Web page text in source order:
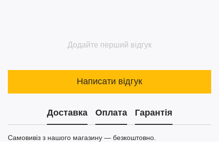
Додайте перший відгук
Написати відгук
Доставка Оплата Гарантія
Самовивіз з нашого магазину — безкоштовно.